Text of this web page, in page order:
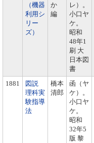
（機器
利用シ
リー
ズ）
か
編
レ）。
小口ヤ
ケ。
昭和
48年1
刷 大
日本図
書
1881
図説
理科実
験指導
法
橋本
清郎
函（ヤ
ケ）。
小口ヤ
ケ。
昭和
32年5
版 黎